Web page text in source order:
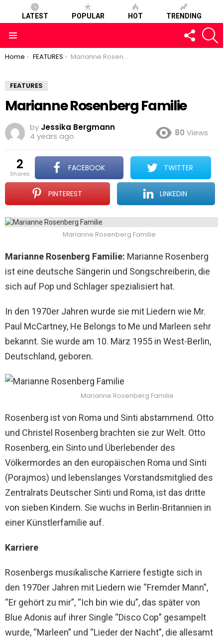
LATEST POPULAR HOT TRENDING
FOLLOW
US
You are here:
Home FEATURES Marianne Rosenberg Familie
FEATURES
Marianne Rosenberg Familie
by Jessika Bergmann
4 years ago
80 Views
2
shares
FACEBOOK TWITTER
PINTEREST LINKEDIN
Marianne Rosenberg Familie
Marianne Rosenberg Familie: Marianne Rosenberg
ist eine deutsche Sängerin und Songschreiberin, die
sich auf Pop und Schlager spezialisiert hat.
In den 1970er Jahren wurde sie mit Liedern wie Mr.
Paul McCartney, He Belongs to Me und Marleen sehr
bekannt. Sie wurde am 10. März 1955 in West-Berlin,
Deutschland, geboren.
Marianne Rosenberg Familie
Rosenberg ist von Roma und Sinti abstammend. Otto
und Christel Rosenberg brachten sie zur Welt. Otto
Rosenberg, ein Sinto und Überlebender des
Völkermordes an den europäischen Roma und Sinti
(Porajmos) und lebenslanges Vorstandsmitglied des
Zentralrats Deutscher Sinti und Roma, ist das dritte
von sieben Kindern. Sie wuchs in Berlin-Britannien in
einer Künstlerfamilie auf.
Karriere
Rosenbergs musikalische Karriere festigte sich in
den 1970er Jahren mit Liedern wie “Fremder Mann”,
“Er gehört zu mir”, “Ich bin wie du”, das später von
Blue Adonis auf ihrer Single “Disco Cop” gesampelt
wurde, “Marleen” und “Lieder der Nacht”, die allesamt